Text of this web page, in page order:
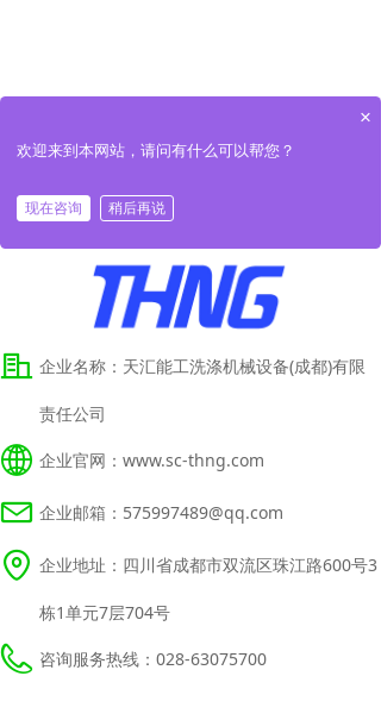
企业名称： 天汇能工洗涤机械设备(成都)有限
责任公司
企业官网： www.sc-thng.com
企业邮箱： 575997489@qq.com
企业地址： 四川省成都市双流区珠江路600号3
栋1单元7层704号
咨询服务热线： 028-63075700
你们是怎么收费的呢
×
欢迎来到本网站，请问有什么可以帮您？
现在咨询 稍后再说